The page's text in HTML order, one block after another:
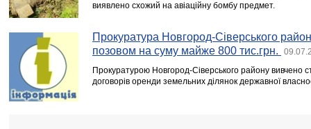
виявлено схожий на авіаційну бомбу предмет.
Прокуратура Новгород-Сіверського
позовом на суму майже 800 тис.грн.
Прокуратурою Новгород-Сіверського району вивчено
договорів оренди земельних ділянок державної